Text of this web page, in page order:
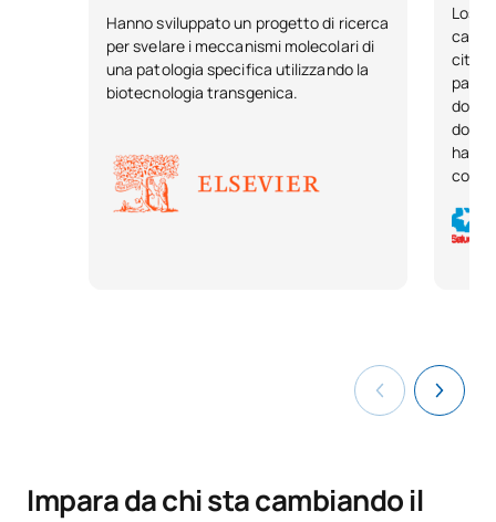
Hanno sviluppato un progetto di ricerca
per svelare i meccanismi molecolari di
una patologia specifica utilizzando la
biotecnologia transgenica.
Los
citas
Impara da chi sta cambiando il